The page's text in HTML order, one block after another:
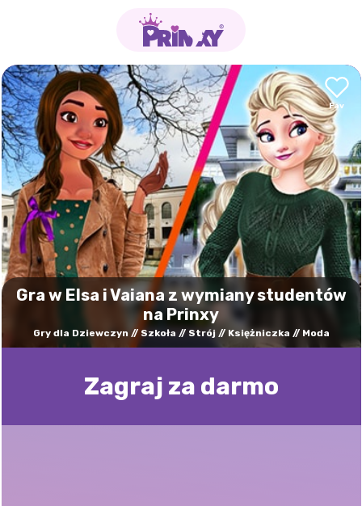
Gra w Elsa i Vaiana z wymiany studentów
na Prinxy
Gry dla Dziewczyn Szkoła Strój Księżniczka Moda
Zagraj za darmo